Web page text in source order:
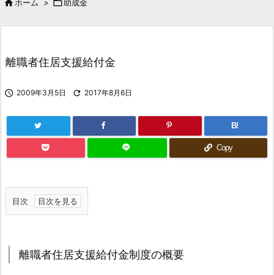
 ホーム > 助成金
離職者住居支援給付金
 2009年3月5日  2017年8月6日
B!
Copy
目次
1.
職
離職者住居支援給付金制度の概要